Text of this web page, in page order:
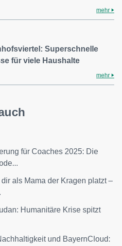
mehr
Superschnelle
für viele Haushalte
mehr
für Coaches 2025: Die
als Mama der Kragen platzt –
Humanitäre Krise spitzt
und BayernCloud: